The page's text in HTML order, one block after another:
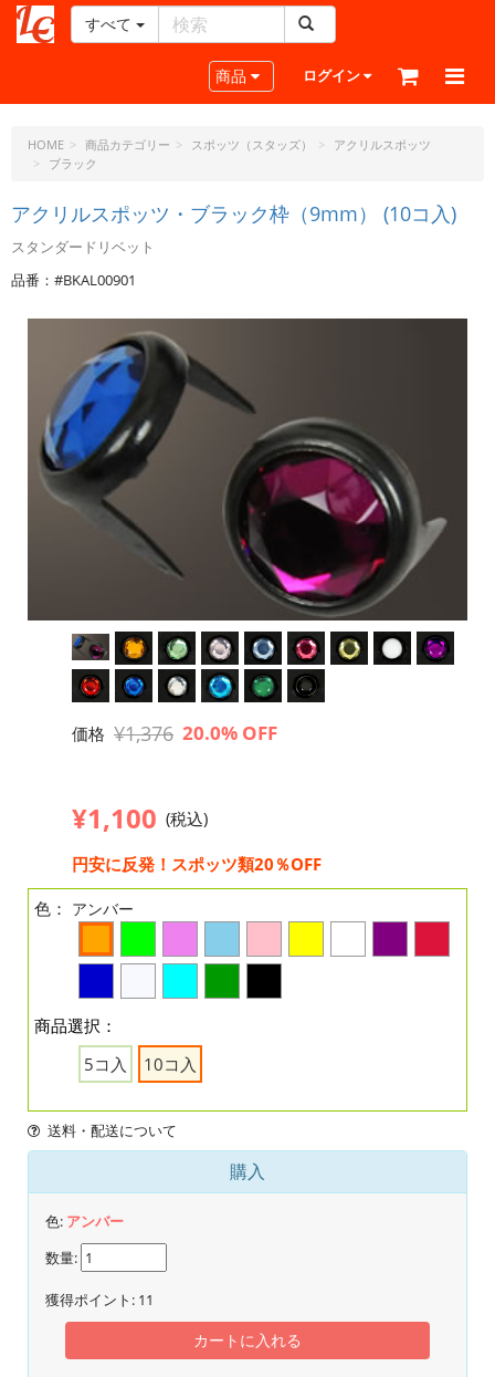
ー
ラ
フ
ド
ッ
ト・
ジ
すべて
Toggle navigation
商品 ログイン
HOME 商品カテゴリー スポッツ（スタッズ）
アクリルスポッツ
ブラック
アクリルスポッツ・ブラック枠（9mm） (10コ入)
スタンダードリベット
品番：#BKAL00901
価格 ¥1,376 20.0% OFF
¥1,100 (税込)
円安に反発！スポッツ類20％OFF
色： アンバー
商品選択：
5コ入
10コ入
送料・配送について
購入
色: アンバー
数量:
獲得ポイント: 11
カートに入れる